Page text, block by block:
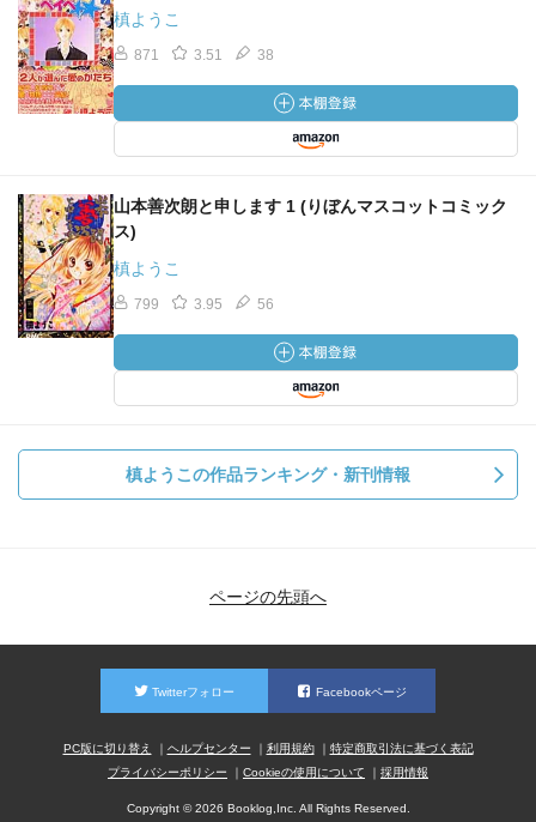
槙ようこ
871 3.51 38
山本善次朗と申します 1 (りぼんマスコットコミック
ス)
槙ようこ
799 3.95 56
槙ようこの作品ランキング・新刊情報
ページの先頭へ
Twitterフォロー Facebookページ
PC版に切り替え ヘルプセンター 利用規約
特定商取引法に基づく表記
プライバシーポリシー
Cookieの使用について 採用情報
Copyright © 2026 Booklog,Inc. All Rights Reserved.